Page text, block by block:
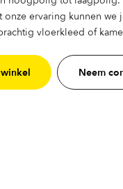
onze ervaring kunnen
vloerkleed of
Neem